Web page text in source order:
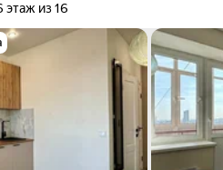
этаж из 16